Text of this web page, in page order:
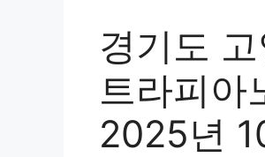
경기도
트라피아
2025년